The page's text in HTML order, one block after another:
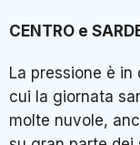
CENTRO e
La pressione è
cui la giornata
molte nuvole,